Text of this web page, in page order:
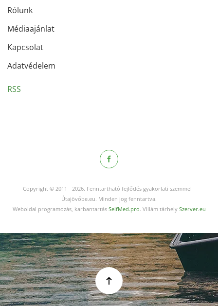
Rólunk
Médiaajánlat
Kapcsolat
Adatvédelem
RSS
Copyright © 2011 - 2026. Fenntartható fejlődés gyakorlati szemmel -
Útajövőbe.eu. Minden jog fenntartva.
Weboldal programozás, karbantartás SelfMed.pro. Villám tárhely Szerver.eu